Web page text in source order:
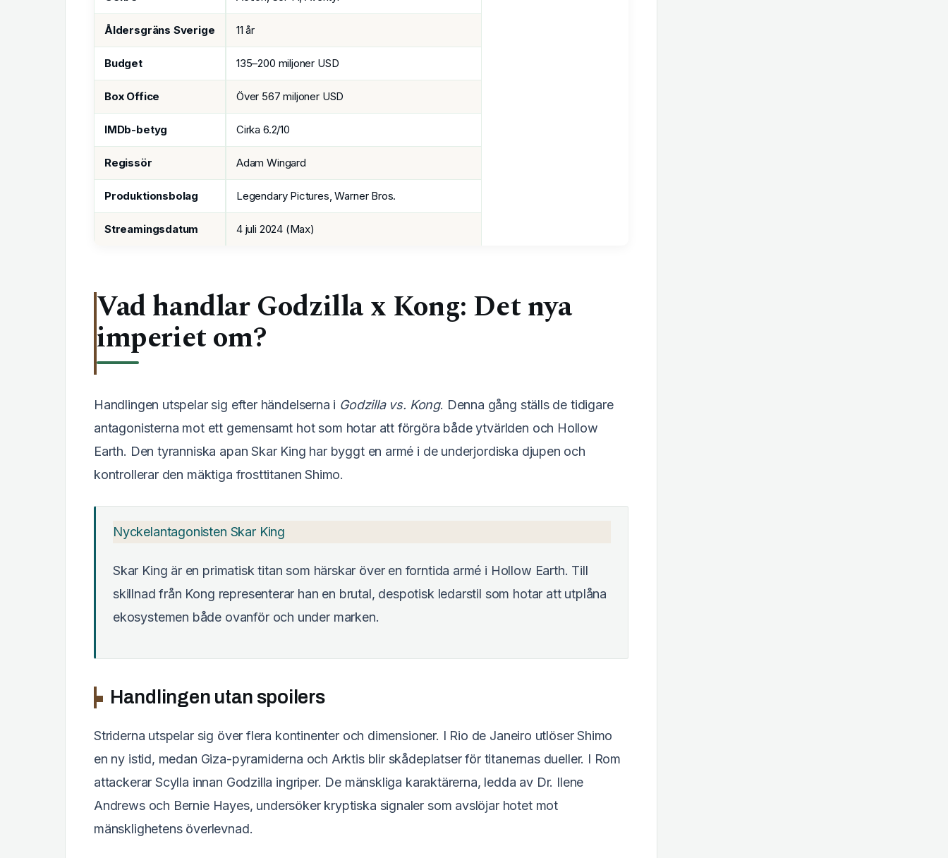
Åldersgräns Sverige 11 år
Budget 135–200 miljoner USD
Box Office Över 567 miljoner USD
IMDb-betyg Cirka 6.2/10
Regissör Adam Wingard
Produktionsbolag Legendary Pictures, Warner Bros.
Streamingsdatum 4 juli 2024 (Max)
Vad handlar Godzilla x Kong: Det nya
imperiet om?
Handlingen utspelar sig efter händelserna i Godzilla vs. Kong. Denna gång ställs de tidigare
antagonisterna mot ett gemensamt hot som hotar att förgöra både ytvärlden och Hollow
Earth. Den tyranniska apan Skar King har byggt en armé i de underjordiska djupen och
kontrollerar den mäktiga frosttitanen Shimo.
Nyckelantagonisten Skar King
Skar King är en primatisk titan som härskar över en forntida armé i Hollow Earth. Till
skillnad från Kong representerar han en brutal, despotisk ledarstil som hotar att utplåna
ekosystemen både ovanför och under marken.
Handlingen utan spoilers
Striderna utspelar sig över flera kontinenter och dimensioner. I Rio de Janeiro utlöser Shimo
en ny istid, medan Giza-pyramiderna och Arktis blir skådeplatser för titanernas dueller. I Rom
attackerar Scylla innan Godzilla ingriper. De mänskliga karaktärerna, ledda av Dr. Ilene
Andrews och Bernie Hayes, undersöker kryptiska signaler som avslöjar hotet mot
mänsklighetens överlevnad.